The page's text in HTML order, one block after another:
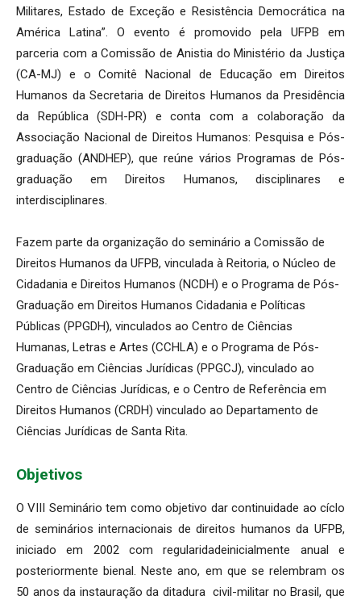
Militares, Estado de Exceção e Resistência Democrática na
América Latina”. O evento é promovido pela UFPB em
parceria com a Comissão de Anistia do Ministério da Justiça
(CA-MJ) e o Comitê Nacional de Educação em Direitos
Humanos da Secretaria de Direitos Humanos da Presidência
da República (SDH-PR) e conta com a colaboração da
Associação Nacional de Direitos Humanos: Pesquisa e Pós-
graduação (ANDHEP), que reúne vários Programas de Pós-
graduação em Direitos Humanos, disciplinares e
interdisciplinares.
Fazem parte da organização do seminário a Comissão de
Direitos Humanos da UFPB, vinculada à Reitoria, o Núcleo de
Cidadania e Direitos Humanos (NCDH) e o Programa de Pós-
Graduação em Direitos Humanos Cidadania e Políticas
Públicas (PPGDH), vinculados ao Centro de Ciências
Humanas, Letras e Artes (CCHLA) e o Programa de Pós-
Graduação em Ciências Jurídicas (PPGCJ), vinculado ao
Centro de Ciências Jurídicas, e o Centro de Referência em
Direitos Humanos (CRDH) vinculado ao Departamento de
Ciências Jurídicas de Santa Rita.
Objetivos
O VIII Seminário tem como objetivo dar continuidade ao cíclo
de seminários internacionais de direitos humanos da UFPB,
iniciado em 2002 com regularidadeinicialmente anual e
posteriormente bienal. Neste ano, em que se relembram os
50 anos da instauração da ditadura civil-militar no Brasil, que